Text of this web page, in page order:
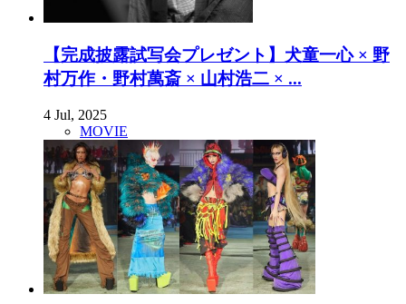
【完成披露試写会プレゼント】犬童一心 × 野
村万作・野村萬斎 × 山村浩二 × ...
4 Jul, 2025
MOVIE